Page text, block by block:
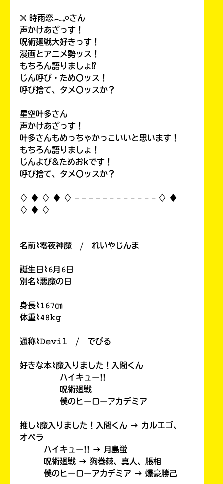
𓏴 時雨恋𓂃𓈒𓏸さん
声かけあざっす！
呪術廻戦大好きっす！
漫画とアニメ勢ッス！
もちろん語りましょ⁉
じん呼び・ため〇ッス！
呼び捨て、タメ〇ッスか？
星空叶多さん
声かけあざっす！
叶多さんもめっちゃかっこいいと思います！
もちろん語りましょ！
じんよび&ためおkです！
呼び捨て、タメ〇ッスか？
♢ ♦︎ ♢ ♦︎ ♢ 𓐄 𓐄 𓐄 𓐄 𓐄 𓐄 𓐄 𓐄 𓐄 𓐄 𓐄 𓐄 ♢ ♦︎
♢ ♦︎ ♢
名前⌇零夜神魔 / れいやじんま
誕生日⌇𝟼月𝟼日
別名⌇悪魔の日
身長⌇𝟷𝟼𝟽㎝
体重⌇𝟺𝟾𝚔𝚐
通称⌇𝙳𝚎𝚟𝚒𝚕 / でびる
好きな本⌇魔入りました！入間くん
ハイキュー!!
呪術廻戦
僕のヒーローアカデミア
推し⌇魔入りました！入間くん → カルエゴ、
オペラ
ハイキュー!! → 月島蛍
呪術廻戦 → 狗巻棘、真人、脹相
僕のヒーローアカデミア → 爆豪勝己